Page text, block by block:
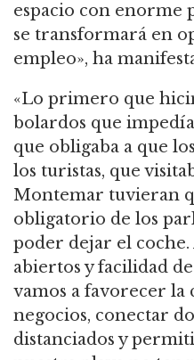
espacio con enorme
se transformará en
empleo», ha
«Lo primero que
bolardos que
que obligaba a que
los turistas, que
Montemar tuvieran
obligatorio de los
poder dejar el coche.
abiertos y facilidad
vamos a favorecer la
negocios, conectar
distanciados y